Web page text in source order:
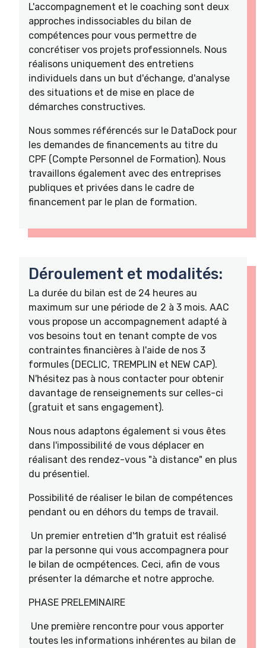
L'accompagnement et le coaching sont deux
approches indissociables du bilan de
compétences pour vous permettre de
concrétiser vos projets professionnels. Nous
réalisons uniquement des entretiens
individuels dans un but d'échange, d'analyse
des situations et de mise en place de
démarches constructives.
Nous sommes référencés sur le DataDock pour
les demandes de financements au titre du
CPF (Compte Personnel de Formation). Nous
travaillons également avec des entreprises
publiques et privées dans le cadre de
financement par le plan de formation.
Déroulement et modalités:
La durée du bilan est de 24 heures au
maximum sur une période de 2 à 3 mois. AAC
vous propose un accompagnement adapté à
vos besoins tout en tenant compte de vos
contraintes financières à l'aide de nos 3
formules (DECLIC, TREMPLIN et NEW CAP).
N'hésitez pas à nous contacter pour obtenir
davantage de renseignements sur celles-ci
(gratuit et sans engagement).
Nous nous adaptons également si vous êtes
dans l'impossibilité de vous déplacer en
réalisant des rendez-vous "à distance" en plus
du présentiel.
Possibilité de réaliser le bilan de compétences
pendant ou en déhors du temps de travail.
Un premier entretien d'1h gratuit est réalisé
par la personne qui vous accompagnera pour
le bilan de ocmpétences. Ceci, afin de vous
présenter la démarche et notre approche.
PHASE PRELEMINAIRE
Une première rencontre pour vous apporter
toutes les informations inhérentes au bilan de